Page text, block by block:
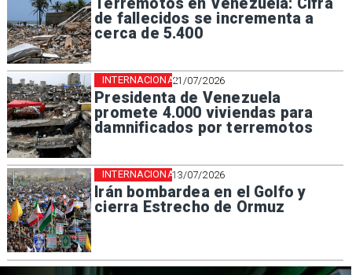
de fallecidos se incrementa a
cerca de 5.400
21/07/2026
Presidenta de Venezuela
promete 4.000 viviendas para
damnificados por terremotos
INTERNACIONAL
13/07/2026
Irán bombardea en el Golfo y
cierra Estrecho de Ormuz
INTERNACIONAL